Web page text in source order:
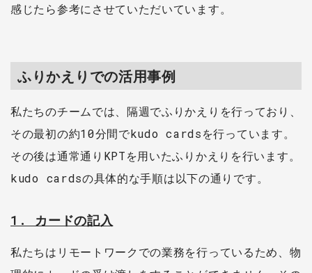
感じたら参考にさせていただいています。
ふりかえりでの活用事例
私たちのチームでは、隔週でふりかえりを行っており、
その最初の約10分間でkudo cardsを行っています。
その後は通常通りKPTを用いたふりかえりを行います。
kudo cardsの具体的な手順は以下の通りです。
1. カードの記入
私たちはリモートワークでの業務を行っているため、物